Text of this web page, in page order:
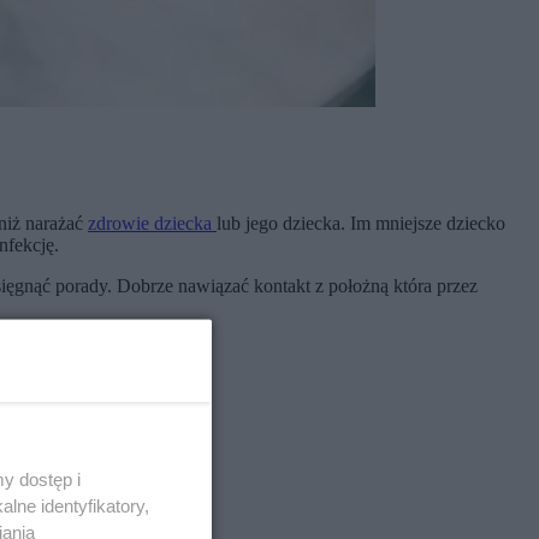
narażać zdrowie dziecka lub jego dziecka. Im mniejsze dziecko
porady. Dobrze nawiązać kontakt z położną która przez
dostęp i
identyfikatory,